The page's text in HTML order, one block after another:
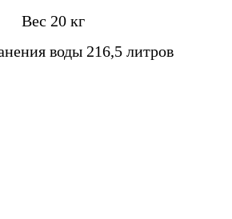
Вес 20 кг
воды 216,5 литров